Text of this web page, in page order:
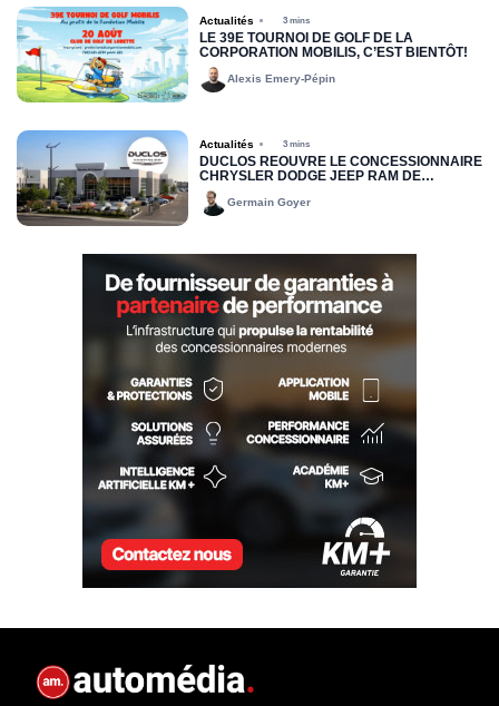
Actualités 3 mins
LE 39E TOURNOI DE GOLF DE LA
CORPORATION MOBILIS, C’EST BIENTÔT!
Alexis Emery-Pépin
Actualités 3 mins
DUCLOS RÉOUVRE LE CONCESSIONNAIRE
CHRYSLER DODGE JEEP RAM DE
DRUMMONDVILLE
Germain Goyer